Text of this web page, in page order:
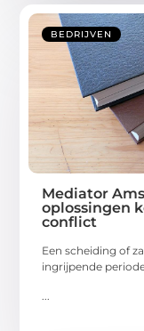
BEDRIJVEN
Mediator
oplossingen
conflict
Een scheiding of
ingrijpende